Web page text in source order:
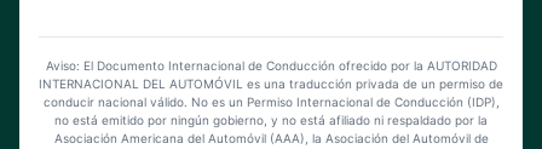
Aviso: El Documento Internacional de Conducción ofrecido por la AUTORIDAD
INTERNACIONAL DEL AUTOMÓVIL es una traducción privada de un permiso de
conducir nacional válido. No es un Permiso Internacional de Conducción (IDP),
no está emitido por ningún gobierno, y no está afiliado ni respaldado por la
Asociación Americana del Automóvil (AAA), la Asociación del Automóvil de